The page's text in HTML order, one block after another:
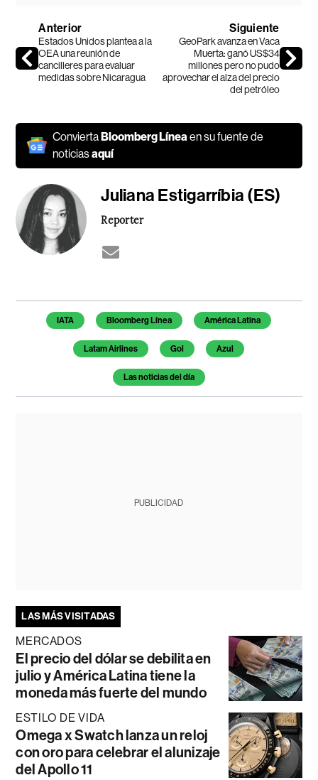
Anterior
Estados Unidos plantea a la
OEA una reunión de
cancilleres para evaluar
medidas sobre Nicaragua
Siguiente
GeoPark avanza en Vaca
Muerta: ganó US$34
millones pero no pudo
aprovechar el alza del precio
del petróleo
ConviertaBloomberg Línea en su fuente de
noticiasaquí
Juliana Estigarríbia (ES)
Reporter
Temas de este artículo
IATA Bloomberg Línea América Latina
Latam Airlines Gol Azul
Las noticias del día
PUBLICIDAD
LAS MÁS VISITADAS
MERCADOS
El precio del dólar se debilita en
julio y América Latina tiene la
moneda más fuerte del mundo
ESTILO DE VIDA
Omega x Swatch lanza un reloj
con oro para celebrar el alunizaje
del Apollo 11